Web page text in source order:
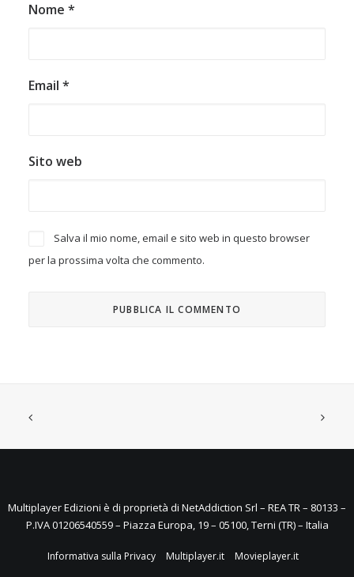
Nome *
Email *
Sito web
Salva il mio nome, email e sito web in questo browser
per la prossima volta che commento.
Multiplayer Edizioni è di proprietà di NetAddiction Srl – REA TR – 80133 –
P.IVA 01206540559 – Piazza Europa, 19 – 05100, Terni (TR) – Italia
Informativa sulla Privacy Multiplayer.it Movieplayer.it